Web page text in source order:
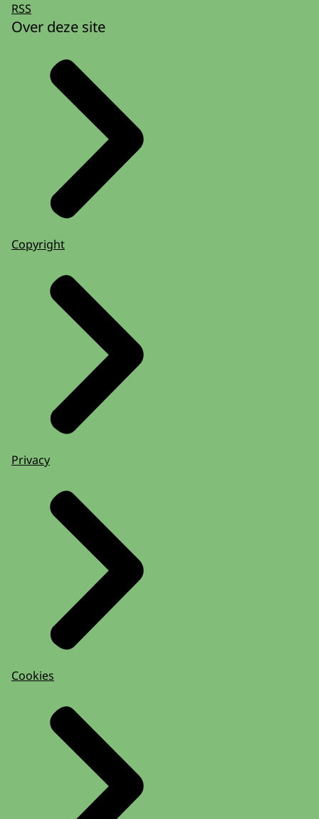
RSS
Over deze site
Copyright
Privacy
Cookies